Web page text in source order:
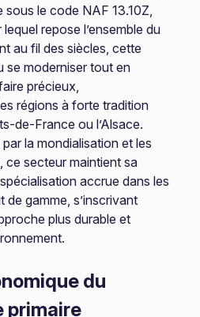
sous le code NAF 13.10Z,
repose l’ensemble du
au fil des siècles, cette
se moderniser tout en
précieux,
régions à forte tradition
de-France ou l’Alsace.
la mondialisation et les
ce secteur maintient sa
accrue dans les
gamme, s’inscrivant
plus durable et
du
primaire